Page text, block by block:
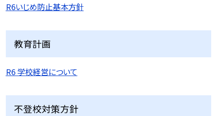
R6いじめ防止基本方針
教育計画
R6 学校経営について
不登校対策方針